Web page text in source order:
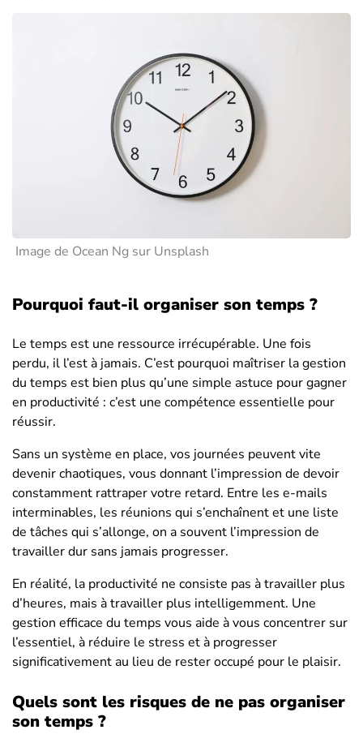
Image de Ocean Ng sur Unsplash
Pourquoi faut-il organiser son temps ?
Le temps est une ressource irrécupérable. Une fois
perdu, il l’est à jamais. C’est pourquoi maîtriser la gestion
du temps est bien plus qu’une simple astuce pour gagner
en productivité : c’est une compétence essentielle pour
réussir.
Sans un système en place, vos journées peuvent vite
devenir chaotiques, vous donnant l’impression de devoir
constamment rattraper votre retard. Entre les e-mails
interminables, les réunions qui s’enchaînent et une liste
de tâches qui s’allonge, on a souvent l’impression de
travailler dur sans jamais progresser.
En réalité, la productivité ne consiste pas à travailler plus
d’heures, mais à travailler plus intelligemment. Une
gestion efficace du temps vous aide à vous concentrer sur
l’essentiel, à réduire le stress et à progresser
significativement au lieu de rester occupé pour le plaisir.
Quels sont les risques de ne pas organiser
son temps ?